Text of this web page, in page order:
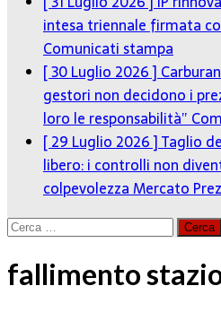
intesa triennale firmata
Comunicati stampa
[ 30 Luglio 2026 ]
gestori non decidono i
loro le responsabilità”
[ 29 Luglio 2026 ]Taglio
libero: i controlli non
colpevolezzaMercato
Ricerca
fallimento